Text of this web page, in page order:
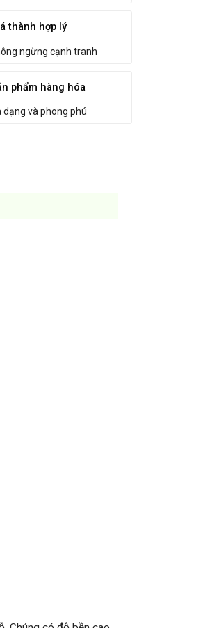
thành hợp lý
ngừng cạnh tranh
phẩm hàng hóa
dạng và phong phú